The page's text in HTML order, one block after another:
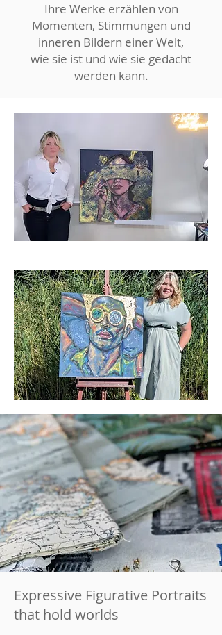
​Ihre Werke erzählen von
Momenten, Stimmungen und
inneren Bildern einer Welt,
wie sie ist und wie sie gedacht
werden kann.
Expressive Figurative Portraits
that hold worlds